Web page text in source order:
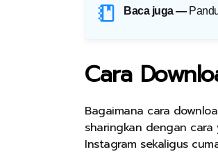
Baca juga —
Cara
Bagaimana cara
sharingkan dengan
Instagram sekaligus